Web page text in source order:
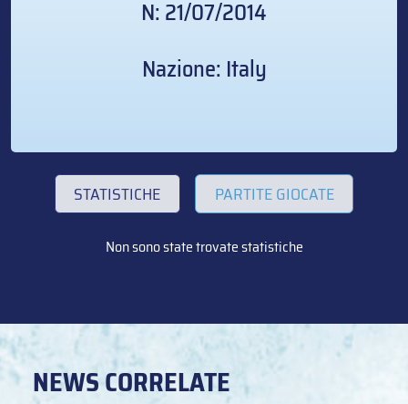
N: 21/07/2014
Nazione: Italy
STATISTICHE PARTITE GIOCATE
Non sono state trovate statistiche
NEWS CORRELATE